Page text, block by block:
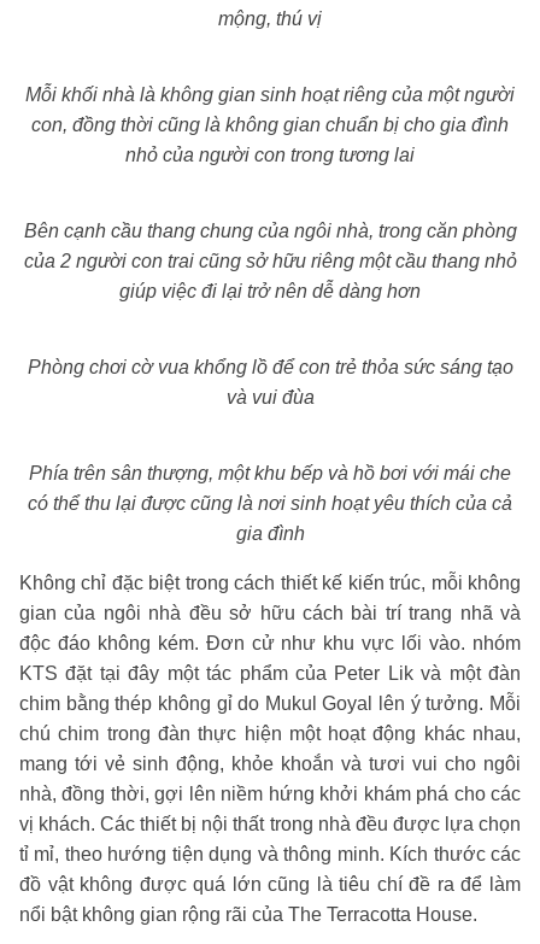
mộng, thú vị
Mỗi khối nhà là không gian sinh hoạt riêng của một người
con, đồng thời cũng là không gian chuẩn bị cho gia đình
nhỏ của người con trong tương lai
Bên cạnh cầu thang chung của ngôi nhà, trong căn phòng
của 2 người con trai cũng sở hữu riêng một cầu thang nhỏ
giúp việc đi lại trở nên dễ dàng hơn
Phòng chơi cờ vua khổng lồ để con trẻ thỏa sức sáng tạo
và vui đùa
Phía trên sân thượng, một khu bếp và hồ bơi với mái che
có thể thu lại được cũng là nơi sinh hoạt yêu thích của cả
gia đình
Không chỉ đặc biệt trong cách thiết kế kiến trúc, mỗi không
gian của ngôi nhà đều sở hữu cách bài trí trang nhã và
độc đáo không kém. Đơn cử như khu vực lối vào. nhóm
KTS đặt tại đây một tác phẩm của Peter Lik và một đàn
chim bằng thép không gỉ do Mukul Goyal lên ý tưởng. Mỗi
chú chim trong đàn thực hiện một hoạt động khác nhau,
mang tới vẻ sinh động, khỏe khoắn và tươi vui cho ngôi
nhà, đồng thời, gợi lên niềm hứng khởi khám phá cho các
vị khách. Các thiết bị nội thất trong nhà đều được lựa chọn
tỉ mỉ, theo hướng tiện dụng và thông minh. Kích thước các
đồ vật không được quá
lớn cũng là tiêu chí đề ra để làm
nổi bật không gian rộng rãi của The Terracotta House.